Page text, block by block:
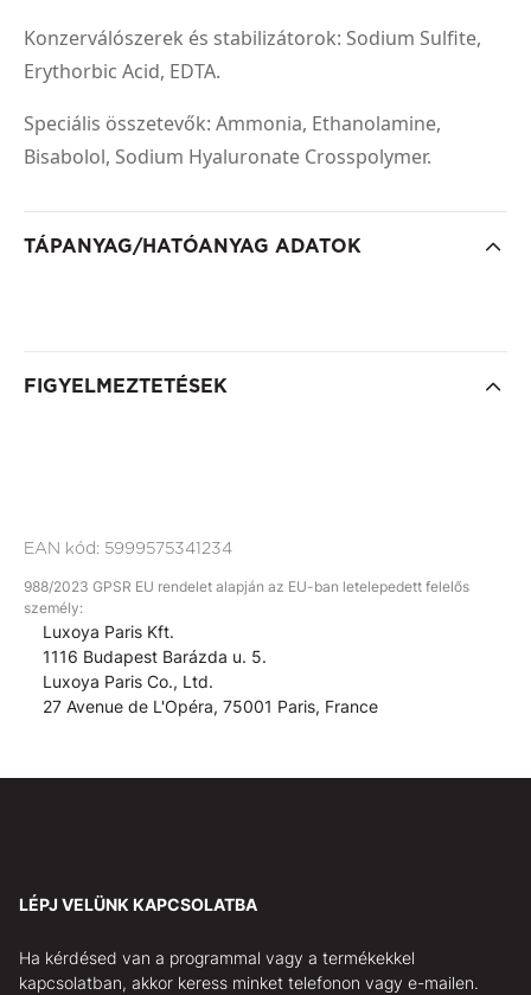
Konzerválószerek és stabilizátorok: Sodium Sulfite,
Erythorbic Acid, EDTA.
Speciális összetevők: Ammonia, Ethanolamine,
Bisabolol, Sodium Hyaluronate Crosspolymer.
TÁPANYAG/HATÓANYAG ADATOK
FIGYELMEZTETÉSEK
EAN kód: 5999575341234
988/2023 GPSR EU rendelet alapján az EU-ban letelepedett felelős
személy:
Luxoya Paris Kft.
1116 Budapest Barázda u. 5.
Luxoya Paris Co., Ltd.
27 Avenue de L'Opéra, 75001 Paris, France
LÉPJ VELÜNK KAPCSOLATBA
Ha kérdésed van a programmal vagy a termékekkel
kapcsolatban, akkor keress minket telefonon vagy e-mailen.